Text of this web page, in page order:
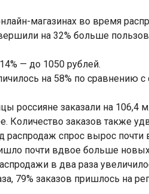
магазинах во время
на 32% больше
— до 1050 рублей.
на 58% по сравнению
россияне заказали на 106,4
Количество заказов также
распродаж спрос вырос
почти вдвое больше новых
в два раза
79% заказов пришлось на